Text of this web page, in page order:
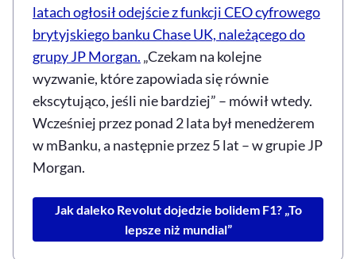
latach ogłosił odejście z funkcji CEO cyfrowego
brytyjskiego banku Chase UK, należącego do
grupy JP Morgan. „Czekam na kolejne
wyzwanie, które zapowiada się równie
ekscytująco, jeśli nie bardziej” – mówił wtedy.
Wcześniej przez ponad 2 lata był menedżerem
w mBanku, a następnie przez 5 lat – w grupieJP
Morgan.
Jak daleko Revolut dojedzie bolidem F1? „To
lepsze niż mundial”